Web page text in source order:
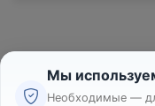
Мы
Необходимые —